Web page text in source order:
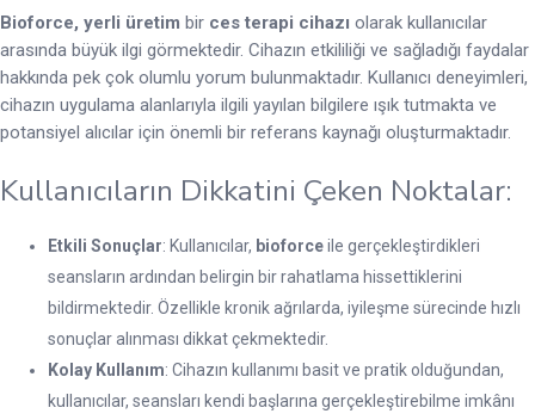
Bioforce, yerli üretim bir ces terapi cihazı olarak kullanıcılar
arasında büyük ilgi görmektedir. Cihazın etkililiği ve sağladığı faydalar
hakkında pek çok olumlu yorum bulunmaktadır. Kullanıcı deneyimleri,
cihazın uygulama alanlarıyla ilgili yayılan bilgilere ışık tutmakta ve
potansiyel alıcılar için önemli bir referans kaynağı oluşturmaktadır.
Kullanıcıların Dikkatini Çeken Noktalar:
Etkili Sonuçlar: Kullanıcılar, bioforceile gerçekleştirdikleri
seansların ardından belirgin bir rahatlama hissettiklerini
bildirmektedir. Özellikle kronik ağrılarda, iyileşme sürecinde hızlı
sonuçlar alınması dikkat çekmektedir.
Kolay Kullanım: Cihazın kullanımı basit ve pratik olduğundan,
kullanıcılar, seansları kendi başlarına gerçekleştirebilme imkânı